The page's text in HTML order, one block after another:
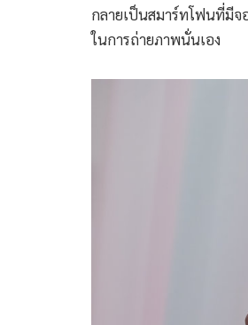
กลายเป็นสมาร์ทโฟนที่มีจ
ในการถ่ายภาพนั่นเอง